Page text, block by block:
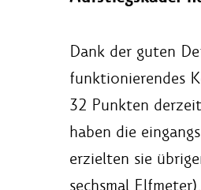
Dank der guten
funktionierendes
32 Punkten
haben die
erzielten sie
sechsmal